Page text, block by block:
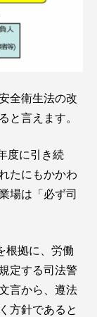
全衛生法の改
と言えます。
度に引き続
たにもかかわ
場は「必ず司
根拠に、労働
定する司法警
言から、遵法
方針であると